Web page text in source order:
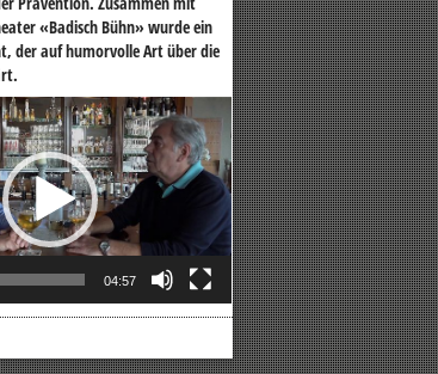
«Badisch Bühn» wurde ein
der auf humorvolle Art über die
04:57